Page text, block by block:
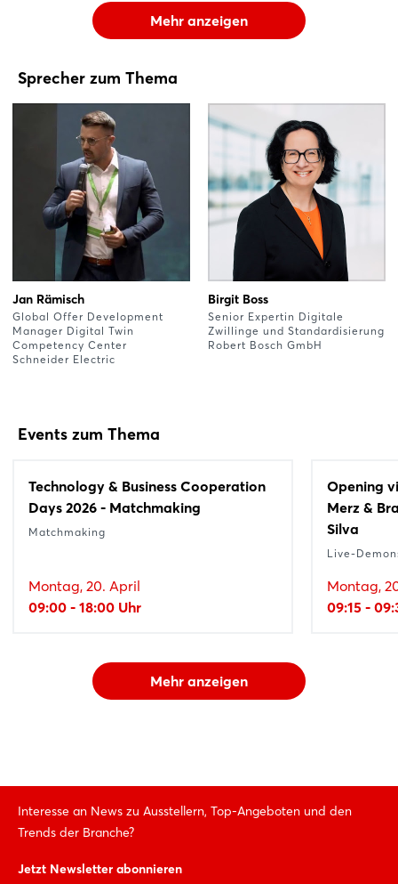
Mehr anzeigen
Sprecher zum Thema
Jan Rämisch
Global Offer Development
Manager Digital Twin
Competency Center
Schneider Electric
Birgit Boss
Senior Expertin Digitale
Zwillinge und Standardisierung
Robert Bosch GmbH
Events zum Thema
Technology & Business Cooperation
Days 2026 - Matchmaking
Matchmaking
Montag, 20. April
09:00 - 18:00 Uhr
Opening
Merz &
Silva
Live-
Montag,
09:15 -
Mehr anzeigen
Interesse an News zu Ausstellern, Top-Angeboten und den
Trends der Branche?
Jetzt Newsletter abonnieren